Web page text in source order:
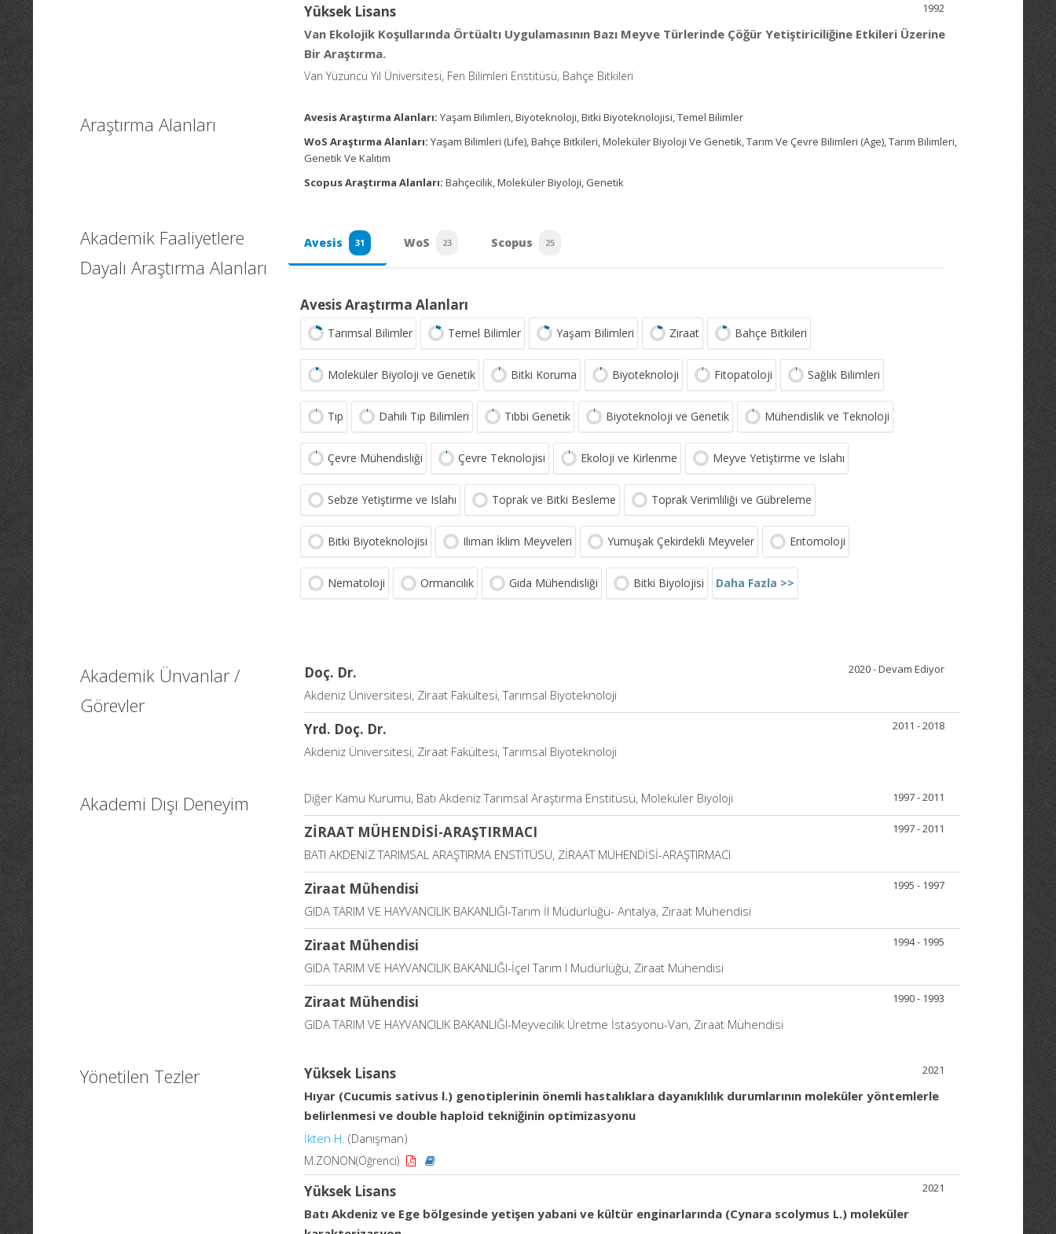
1992
Yüksek Lisans
Van Ekolojik Koşullarında Örtüaltı Uygulamasının Bazı Meyve Türlerinde Çöğür Yetiştiriciliğine Etkileri Üzerine
Bir Araştırma.
Van Yüzüncü Yıl Üniversitesi, Fen Bilimleri Enstitüsü, Bahçe Bitkileri
Araştırma Alanları Avesis Araştırma Alanları: Yaşam Bilimleri, Biyoteknoloji, Bitki Biyoteknolojisi, Temel Bilimler
WoS Araştırma Alanları: Yaşam Bilimleri (Life), Bahçe Bitkileri, Moleküler Biyoloji Ve Genetik, Tarım Ve Çevre Bilimleri (Age), Tarım Bilimleri,
Genetik Ve Kalıtım
Scopus Araştırma Alanları: Bahçecilik, Moleküler Biyoloji, Genetik
Akademik Faaliyetlere
Dayalı Araştırma Alanları
Avesis 31 WoS 23 Scopus 25
Avesis Araştırma Alanları
Tarımsal Bilimler Temel Bilimler Yaşam Bilimleri Ziraat Bahçe Bitkileri
Moleküler Biyoloji ve Genetik Bitki Koruma Biyoteknoloji Fitopatoloji Sağlık Bilimleri
Tıp Dahili Tıp Bilimleri Tıbbi Genetik Biyoteknoloji ve Genetik Mühendislik ve Teknoloji
Çevre Mühendisliği Çevre Teknolojisi Ekoloji ve Kirlenme Meyve Yetiştirme ve Islahı
Sebze Yetiştirme ve Islahı Toprak ve Bitki Besleme Toprak Verimliliği ve Gübreleme
Bitki Biyoteknolojisi Ilıman İklim Meyveleri Yumuşak Çekirdekli Meyveler Entomoloji
Nematoloji Ormancılık Gıda Mühendisliği Bitki Biyolojisi Daha Fazla >>
Akademik Ünvanlar /
Görevler
2020 - Devam Ediyor
Doç. Dr.
Akdeniz Üniversitesi, Ziraat Fakültesi, Tarımsal Biyoteknoloji
2011 - 2018
Yrd. Doç. Dr.
Akdeniz Üniversitesi, Ziraat Fakültesi, Tarımsal Biyoteknoloji
Akademi Dışı Deneyim 1997 - 2011
Diğer Kamu Kurumu, Batı Akdeniz Tarımsal Araştırma Enstitüsü, Moleküler Biyoloji
1997 - 2011
ZİRAAT MÜHENDİSİ-ARAŞTIRMACI
BATI AKDENİZ TARIMSAL ARAŞTIRMA ENSTİTÜSÜ, ZİRAAT MÜHENDİSİ-ARAŞTIRMACI
1995 - 1997
Ziraat Mühendisi
GIDA TARIM VE HAYVANCILIK BAKANLIĞI-Tarım İl Müdürlüğü- Antalya, Ziraat Mühendisi
1994 - 1995
Ziraat Mühendisi
GIDA TARIM VE HAYVANCILIK BAKANLIĞI-İçel Tarım l Müdürlüğü, Ziraat Mühendisi
1990 - 1993
Ziraat Mühendisi
GIDA TARIM VE HAYVANCILIK BAKANLIĞI-Meyvecilik Üretme İstasyonu-Van, Ziraat Mühendisi
Yönetilen Tezler 2021
Yüksek Lisans
Hıyar (Cucumis sativus l.) genotiplerinin önemli hastalıklara dayanıklılık durumlarının moleküler yöntemlerle
belirlenmesi ve double haploid tekniğinin optimizasyonu
İkten H. (Danışman)
M.ZONON(Öğrenci)
2021
Yüksek Lisans
Batı Akdeniz ve Ege bölgesinde yetişen yabani ve kültür enginarlarında (Cynara scolymus L.) moleküler